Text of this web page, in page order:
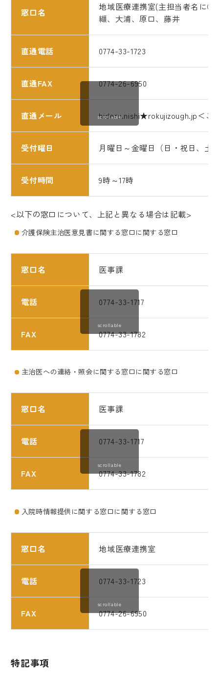
窓口名
地域医療連携室(主担当者名に
纈、大浦、原口、藤井
直通電話 0774-33-1723
直通FAX 0774-26-6950
直通メール hideru.nishi★rokujizough.jp＜ご
受付曜日 月曜日～金曜日（日・祝日、土
受付時間 9時～17時
scrollable
<以下の窓口について、上記と異なる場合は記載>
介護保険主治医意見書に関する窓口に関する窓口
窓口名 医事課
電話 0774-33-1717
FAX 0774-33-1782
scrollable
主治医への連絡・照会に関する窓口に関する窓口
窓口名 医事課
電話 0774-33-1717
FAX 0774-33-1782
scrollable
入院時情報提供に関する窓口に関する窓口
窓口名 地域医療連携室
電話 0774-33-1723
FAX 0774-26-6950
scrollable
特記事項